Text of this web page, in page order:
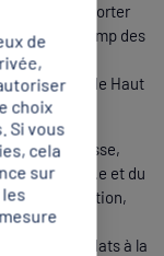
même d’apporter
dans le champ des
Athlètes de Haut
vous intéresse,
la Président.e et du
votre fédération,
à votre
candidats à la
de
choix
Si vous
cela
sur